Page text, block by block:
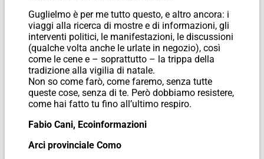
Guglielmo è per me tutto questo, e altro ancora: i
viaggi alla ricerca di mostre e di informazioni, gli
interventi politici, le manifestazioni, le discussioni
(qualche volta anche le urlate in negozio), così
come le cene e – soprattutto – la trippa della
tradizione alla vigilia di natale.
Non so come farò, come faremo, senza tutte
queste cose, senza di te. Però dobbiamo resistere,
come hai fatto tu fino all’ultimo respiro.
Fabio Cani, Ecoinformazioni
Arci provinciale Como